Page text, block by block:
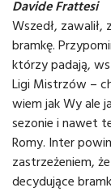
Davide Frattesi
Wszedł, zawalił,
bramkę.
którzy padają,
Ligi Mistrzów –
wiem jak Wy ale
sezonie i nawet
Romy. Inter
zastrzeżeniem,
decydujące